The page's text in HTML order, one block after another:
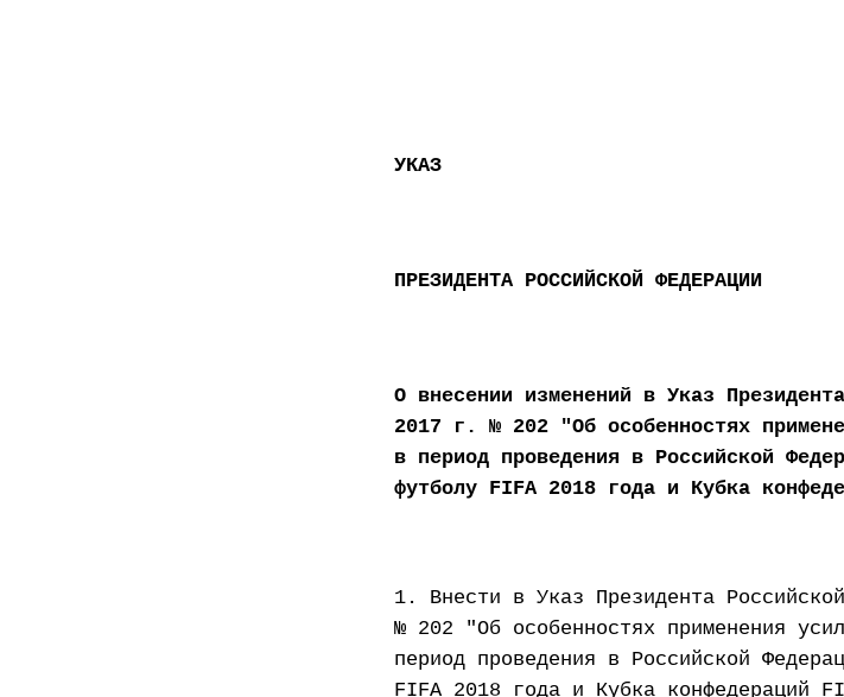
УКАЗ
ПРЕЗИДЕНТА РОССИЙСКОЙ ФЕДЕРАЦИИ
О внесении изменений в Указ
2017 г. № 202 "Об особенностях
в период проведения в Российской
футболу FIFA 2018 года и Кубка
1. Внести в Указ Президента
№ 202 "Об особенностях применения
период проведения в Российской
FIFA 2018 года и Кубка конфедераций